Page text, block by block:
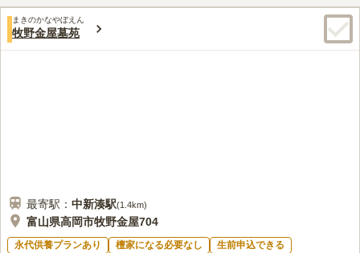
まきのかなやぼえん
牧野金屋墓苑
最寄駅： 中新湊駅(1.4km)
富山県高岡市牧野金屋704
永代供養プランあり 檀家になる必要なし 生前申込できる